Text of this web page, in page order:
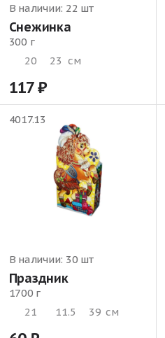
В наличии: 22 шт
Снежинка
300 г
20
23 см
117
4017.13
В наличии: 30 шт
Праздник
1700 г
21
11.5 39 см